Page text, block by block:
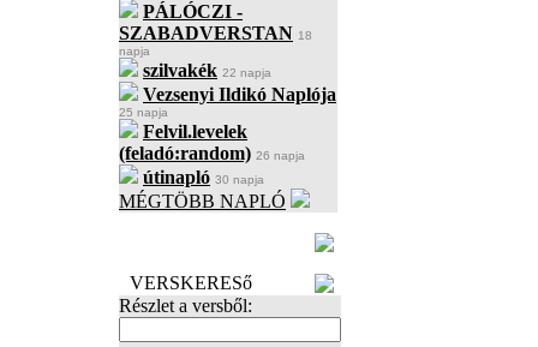
PÁLÓCZI -
SZABADVERSTAN 18
napja
szilvakék 22 napja
Vezsenyi Ildikó Naplója
25 napja
Felvil.levelek
(feladó:random) 26 napja
útinapló 30 napja
MÉGTÖBB NAPLÓ
VERSKERESő
Részlet a versből: